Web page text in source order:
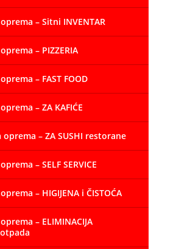
– Sitni INVENTAR
– PIZZERIA
– FAST FOOD
– ZA KAFIĆE
– ZA SUSHI restorane
– SELF SERVICE
– HIGIJENA i ČISTOĆA
– ELIMINACIJA
otpada